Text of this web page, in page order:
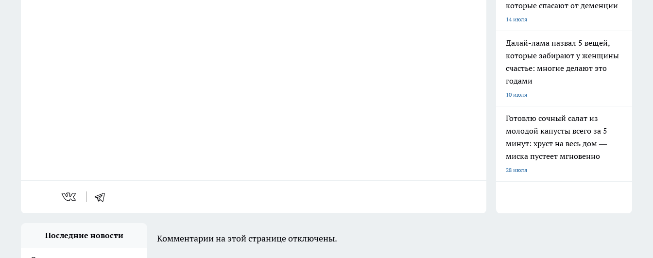
которые спасают от деменции
14 июля
Далай-лама назвал 5 вещей,
которые забирают у женщины
счастье: многие делают это
годами
10 июля
Готовлю сочный салат из
молодой капусты всего за 5
минут: хруст на весь дом —
миска пустеет мгновенно
28 июля
Последние новости Комментарии на этой странице отключены.